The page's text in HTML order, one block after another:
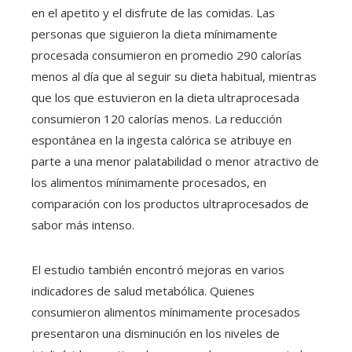
en el apetito y el disfrute de las comidas. Las
personas que siguieron la dieta mínimamente
procesada consumieron en promedio 290 calorías
menos al día que al seguir su dieta habitual, mientras
que los que estuvieron en la dieta ultraprocesada
consumieron 120 calorías menos. La reducción
espontánea en la ingesta calórica se atribuye en
parte a una menor palatabilidad o menor atractivo de
los alimentos mínimamente procesados, en
comparación con los productos ultraprocesados de
sabor más intenso.
El estudio también encontró mejoras en varios
indicadores de salud metabólica. Quienes
consumieron alimentos mínimamente procesados
presentaron una disminución en los niveles de